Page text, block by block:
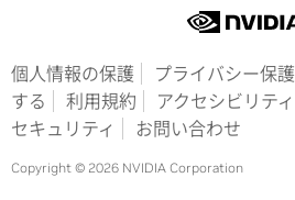
個人情報の保護 プライバシー保護
する
利用規約 アクセシビリティ
セキュリティ
お問い合わせ
Copyright © 2026 NVIDIA Corporation